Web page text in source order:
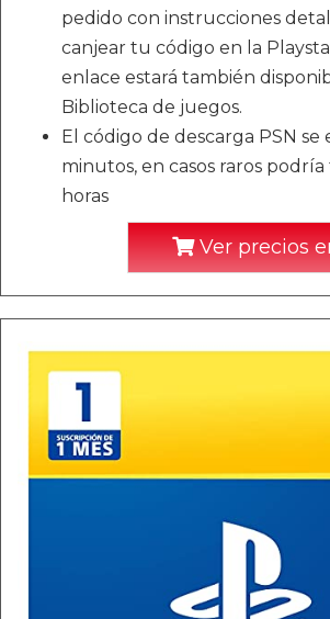
pedido con instrucciones
canjear tu código en la
enlace estará también
Biblioteca de juegos.
El código de descarga PSN se
minutos, en casos raros
horas
Ver precios